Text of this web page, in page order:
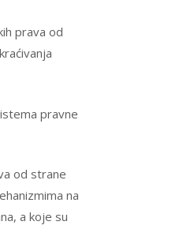
prava od
pravne
od strane
na
a koje su